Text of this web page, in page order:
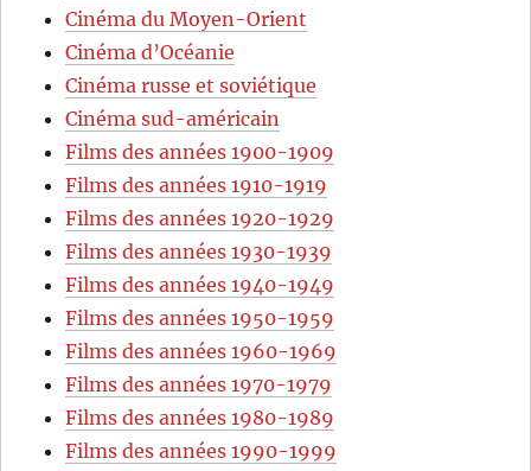
Cinéma du Moyen-Orient
Cinéma d’Océanie
Cinéma russe et soviétique
Cinéma sud-américain
Films des années 1900-1909
Films des années 1910-1919
Films des années 1920-1929
Films des années 1930-1939
Films des années 1940-1949
Films des années 1950-1959
Films des années 1960-1969
Films des années 1970-1979
Films des années 1980-1989
Films des années 1990-1999